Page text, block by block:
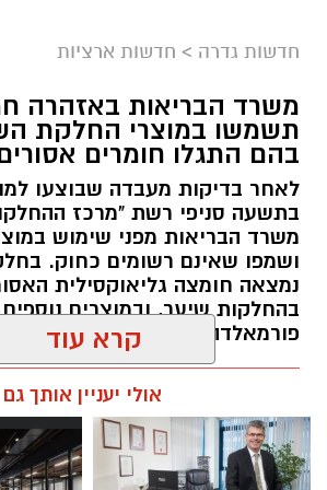
במסגרת התפקיד יידרש המועמד
מקצועי, לפתח תוכניות חינוכיות,
ופרויקטים ייחודיים ולעבוד מול
חיבור בין עולם התרבות, החינוך
בין דרישות התפקיד:
תואר אקדמי המוכר על ידי
גבוהה.
ניסיון בפיתוח הדרכה ועמידה
ניסיון ויכולת בניהול והובלת
יכולת לפיתוח והפקת פרויקטים
ואירועי תוכן.
חשיבה עצמאית ורב־תחומית.
חדשות גדרה > חדשות ארציות
משרד הבריאות באזהרה
תשמשו במוצרי החלקת
בהם התגלו חומרים
לאחר בדיקות מעבדה שבוצעו
בתשעה סניפי רשת "מרכז
משרד הבריאות מפני שימוש
ושמפו שאינם רשומים כחוק.
נמצאה חומצה גליאוקסילית
בהחלקות שיער, ובמוצרים
פורמאלדהיד - חומר המוגדר
קרא עוד
אולי יעניין אותך גם